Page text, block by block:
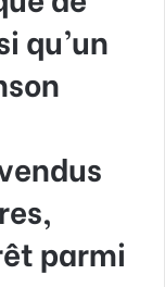
qu’un
parmi